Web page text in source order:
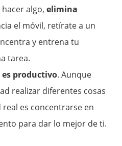
hacer algo,elimina
el móvil, retírate a un
y entrena tu
tarea.
productivo. Aunque
realizar diferentes cosas
real es concentrarse en
para dar lo mejor de ti.